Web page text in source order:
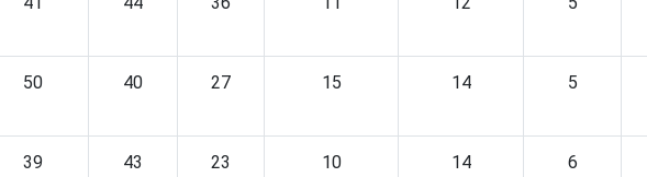
50 40 27 15 14 5
39 43 23 10 14 6